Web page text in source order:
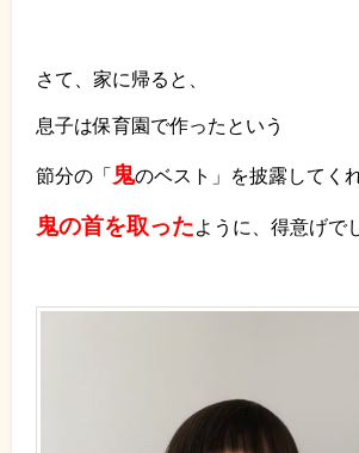
さて、家に帰ると、
息子は保育園で作ったという
節分の「 鬼のベスト」を披露してく
鬼の首を取ったように、得意げで